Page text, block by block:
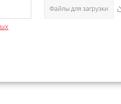
Файлы для загрузки